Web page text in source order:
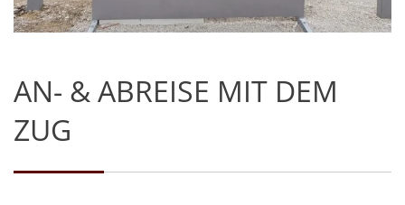
AN- & ABREISE MIT DEM
ZUG